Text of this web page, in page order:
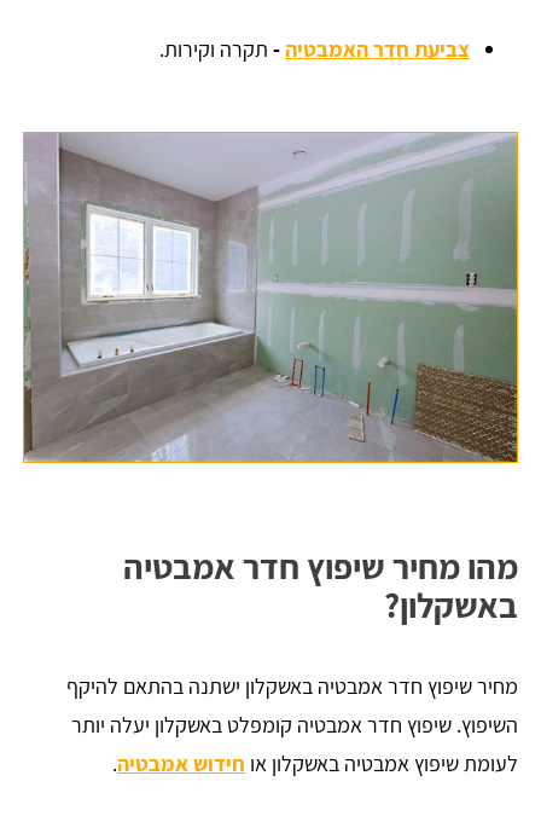
צביעת חדר האמבטיה- תקרה וקירות.
מהו מחיר שיפוץ חדר אמבטיה
באשקלון?
מחיר שיפוץ חדר אמבטיה באשקלון ישתנה בהתאם להיקף
השיפוץ. שיפוץ חדר אמבטיה קומפלט באשקלון יעלה יותר
לעומת שיפוץ אמבטיה באשקלון או חידוש אמבטיה.